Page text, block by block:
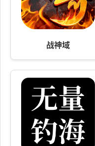
战神域